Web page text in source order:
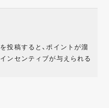
投稿すると、ポイントが溜
ンセンティブが与えられる